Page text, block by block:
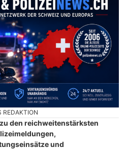
REDAKTION
den reichweitenstärksten
und